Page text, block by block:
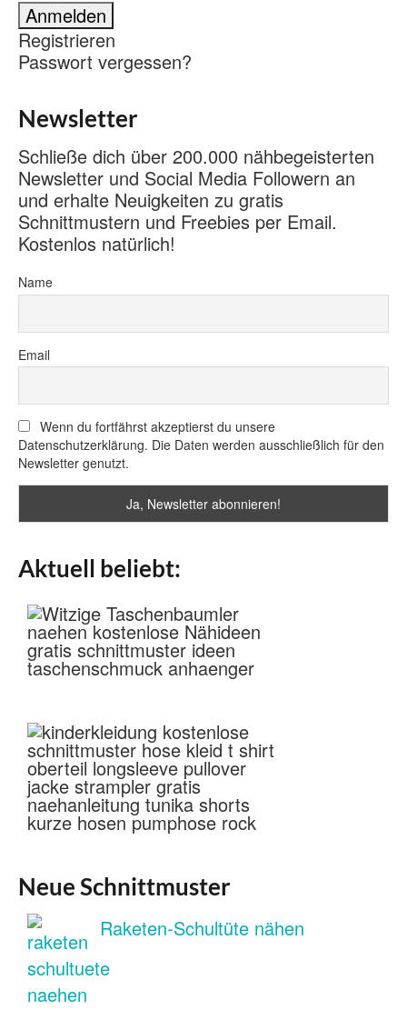
Registrieren
Passwort vergessen?
Newsletter
Schließe dich über 200.000 nähbegeisterten
Newsletter und Social Media Followern an
und erhalte Neuigkeiten zu gratis
Schnittmustern und Freebies per Email.
Kostenlos natürlich!
Name
Email
Wenn du fortfährst akzeptierst du unsere
Datenschutzerklärung. Die Daten werden ausschließlich für den
Newsletter genutzt.
Aktuell beliebt:
Neue Schnittmuster
Raketen-Schultüte nähen